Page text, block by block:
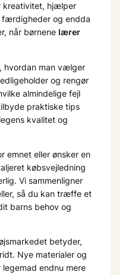
kreativitet, hjælper
færdigheder og endda
når børnene lærer
hvordan man vælger
og rengør
almindelige fejl
praktiske tips
kvalitet og
emnet eller ønsker en
købsvejledning
Vi sammenligner
så du kan træffe et
barns behov og
betyder,
Nye materialer og
endnu mere